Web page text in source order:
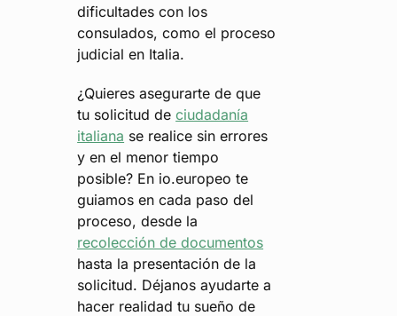
dificultades con los
consulados, como el proceso
judicial en Italia.
¿Quieres asegurarte de que
tu solicitud deciudadanía
italiana se realice sin errores
y en el menor tiempo
posible? En io.europeo te
guiamos en cada paso del
proceso, desde la
recolección de documentos
hasta la presentación de la
solicitud. Déjanos ayudarte a
hacer realidad tu sueño de